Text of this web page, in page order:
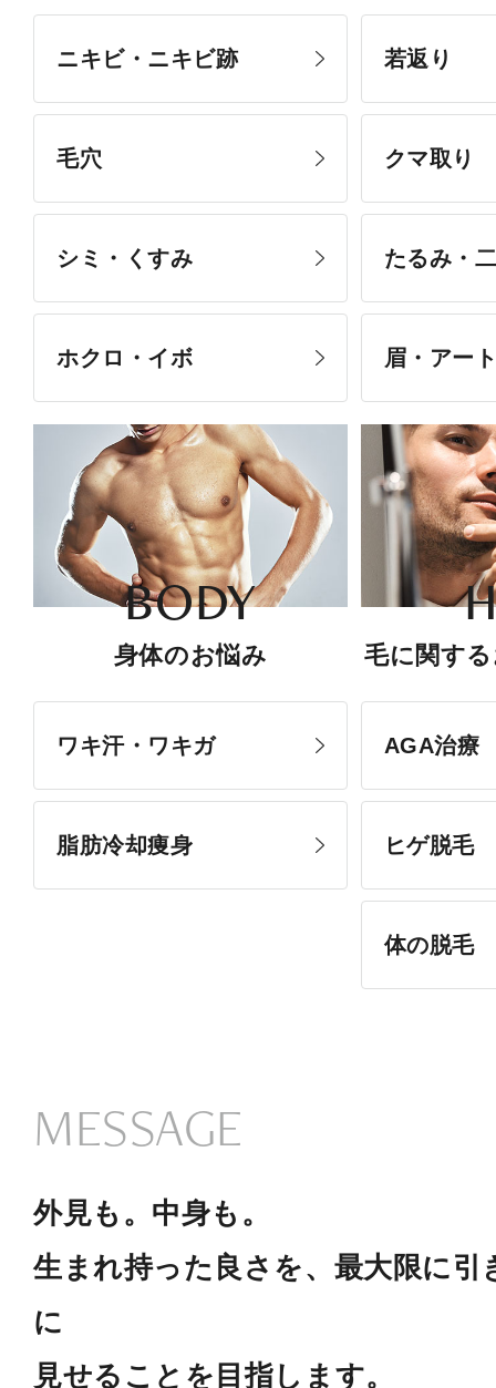
ニキビ・ニキビ跡
毛穴
シミ・くすみ
ホクロ・イボ
若返り
クマ取り
たるみ・
眉・アー
BODY
身体のお悩み
ワキ汗・ワキガ
脂肪冷却痩身
毛に関す
AGA治療
ヒゲ脱毛
体の脱毛
MESSAGE
外見も。中身も。
生まれ持った良さを、最大限に引
に
見せることを目指します。